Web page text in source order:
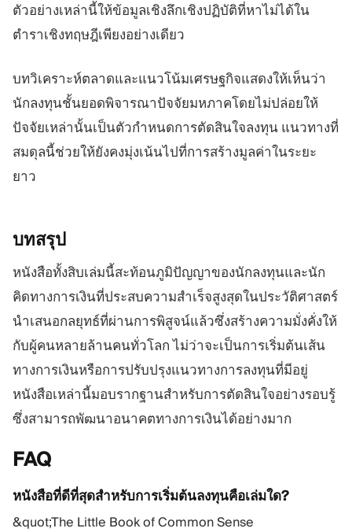
ตัวอย่างเหล่านี้ให้ข้อมูลเชิงลึกเชิงปฏิบัติที่หาไม่ได้ใน
ตำราเชิงทฤษฎีเพียงอย่างเดียว
บทวิเคราะห์ตลาดและแนวโน้มเศรษฐกิจแสดงให้เห็นว่า
นักลงทุนชั้นยอดพิจารณาปัจจัยมหภาคโดยไม่ปล่อยให้
ปัจจัยเหล่านั้นเป็นตัวกำหนดการตัดสินใจลงทุน แนวทางที่
สมดุลนี้ช่วยให้ยังคงมุ่งเน้นไปที่การสร้างมูลค่าในระยะ
ยาว
บทสรุป
หนังสือทั้งสิบเล่มนี้สะท้อนภูมิปัญญาของนักลงทุนและนัก
คิดทางการเงินที่ประสบความสำเร็จสูงสุดในประวัติศาสตร์
นำเสนอกลยุทธ์ที่ผ่านการพิสูจน์แล้วซึ่งสร้างความมั่งคั่งให้
กับผู้คนหลายล้านคนทั่วโลก ไม่ว่าจะเป็นการเริ่มต้นเส้น
ทางการเงินหรือการปรับปรุงแนวทางการลงทุนที่มีอยู่
หนังสือเหล่านี้มอบรากฐานสำหรับการตัดสินใจอย่างรอบรู้
ซึ่งสามารถพัฒนาอนาคตทางการเงินได้อย่างมาก
FAQ
หนังสือที่ดีที่สุดสำหรับการเริ่มต้นลงทุนคือเล่มใด?
&quot;The Little Book of Common Sense